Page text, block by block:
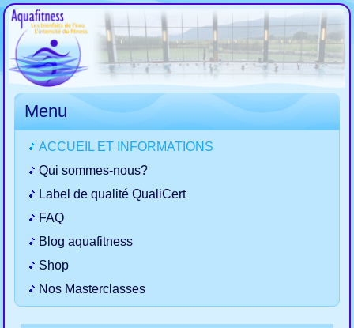
Menu
ACCUEIL ET INFORMATIONS
Qui sommes-nous?
Label de qualité QualiCert
FAQ
Blog aquafitness
Shop
Nos Masterclasses